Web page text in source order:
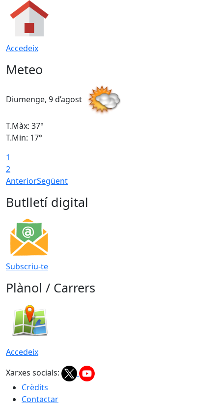
Accedeix
Meteo
Diumenge, 9 d’agost
T.Màx: 37°
T.Min: 17°
1
2
AnteriorSegüent
Butlletí digital
Subscriu-te
Plànol / Carrers
Accedeix
Xarxes socials:
Crèdits
Contactar